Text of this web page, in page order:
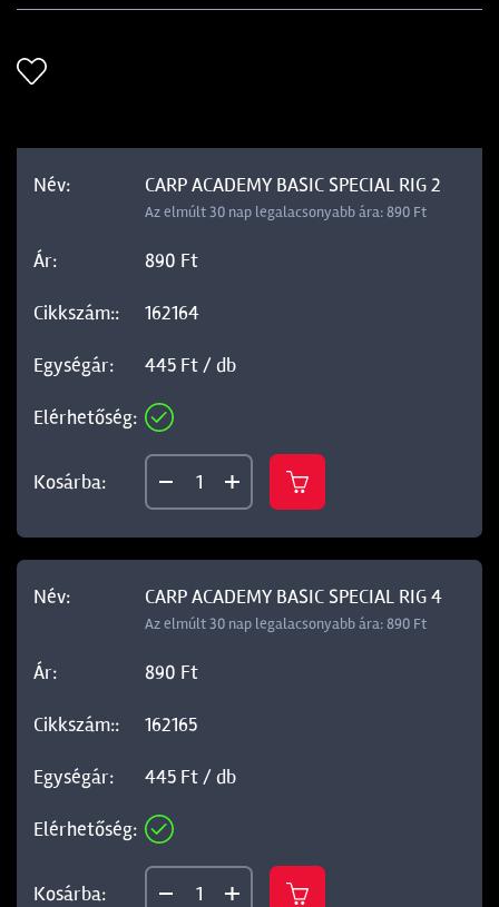
CARP ACADEMY BASIC SPECIAL RIG 2
Az elmúlt 30 nap legalacsonyabb ára: 890 Ft
890 Ft
162164
445 Ft / db
CARP ACADEMY BASIC SPECIAL RIG 4
Az elmúlt 30 nap legalacsonyabb ára: 890 Ft
890 Ft
162165
445 Ft / db